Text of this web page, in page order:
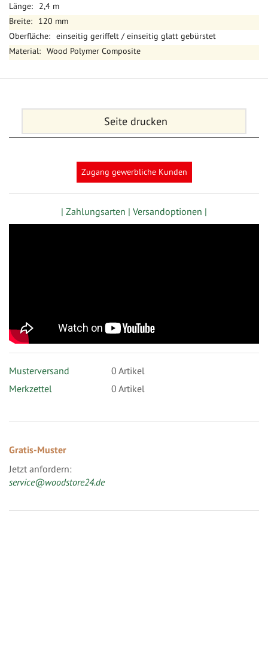
2,4 m
120 mm
einseitig geriffelt / einseitig glatt gebürstet
Wood Polymer Composite
Seite drucken
Zugang gewerbliche Kunden
| Zahlungsarten | Versandoptionen |
Musterversand 0 Artikel
Merkzettel
0 Artikel
Gratis-Muster
Jetzt anfordern:
service@woodstore24.de